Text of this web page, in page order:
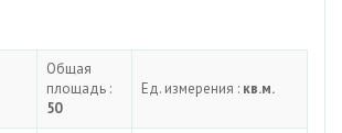
Общая
площадь :
50
Ед. измерения : кв.м.